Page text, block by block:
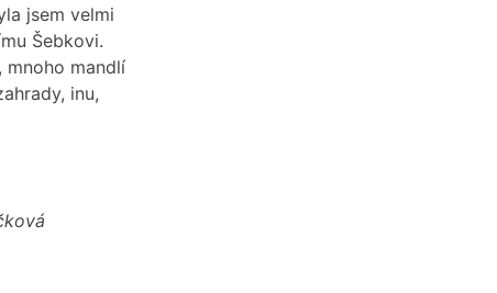
jsem velmi
Šebkovi.
mnoho mandlí
inu,